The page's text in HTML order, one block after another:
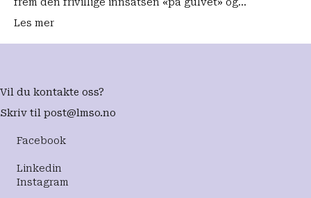
Les mer
Vil du kontakte oss?
Skriv til post@lmso.no
Facebook
Linkedin
Instagram